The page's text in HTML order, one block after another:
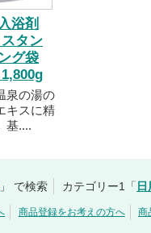
浴剤
タン
グ袋
泉の湯の
キスに精
基....
」 で検索 カテゴリー1「
商品登録をお考えの方へ 商